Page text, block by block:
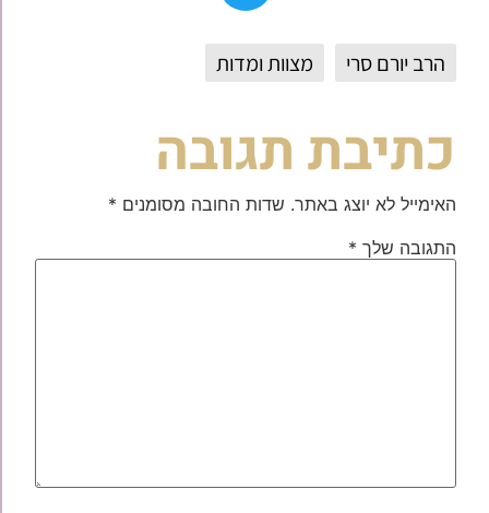
הרב יורם סרי מצוות ומדות
כתיבת תגובה
האימייל לא יוצג באתר. שדות החובה מסומנים *
התגובה שלך *